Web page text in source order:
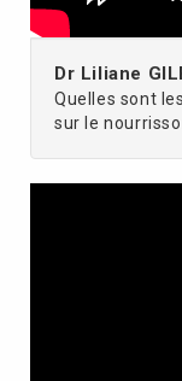
Dr Liliane
Quelles sont
sur le